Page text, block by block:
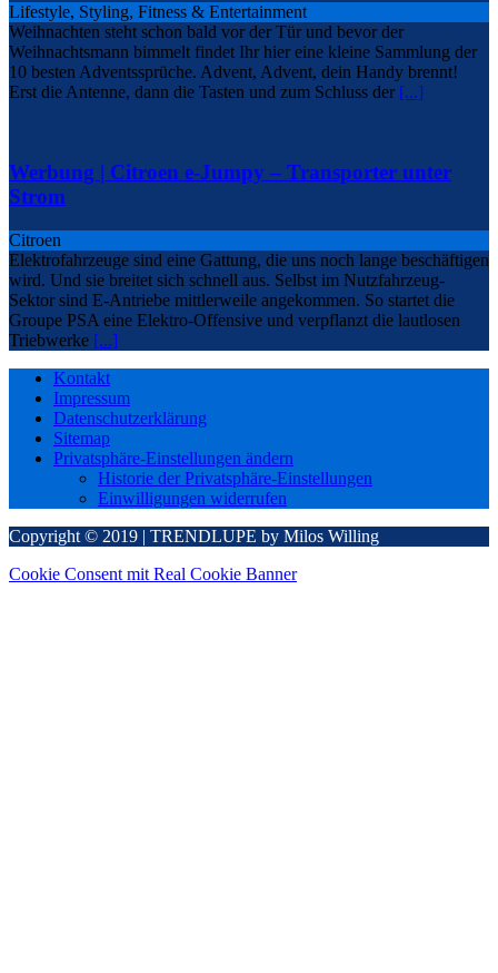
Lifestyle, Styling, Fitness & Entertainment
Weihnachten steht schon bald vor der Tür und bevor der
Weihnachtsmann bimmelt findet Ihr hier eine kleine Sammlung der
10 besten Adventssprüche. Advent, Advent, dein Handy brennt!
Erst die Antenne, dann die Tasten und zum Schluss der [...]
Werbung | Citroen e-Jumpy – Transporter unter
Strom
Citroen
Elektrofahrzeuge sind eine Gattung, die uns noch lange beschäftigen
wird. Und sie breitet sich schnell aus. Selbst im Nutzfahrzeug-
Sektor sind E-Antriebe mittlerweile angekommen. So startet die
Groupe PSA eine Elektro-Offensive und verpflanzt die lautlosen
Triebwerke [...]
Kontakt
Impressum
Datenschutzerklärung
Sitemap
Privatsphäre-Einstellungen ändern
Historie der Privatsphäre-Einstellungen
Einwilligungen widerrufen
Copyright © 2019 | TRENDLUPE by Milos Willing
Cookie Consent mit Real Cookie Banner